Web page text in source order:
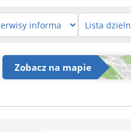
Zobacz na mapie